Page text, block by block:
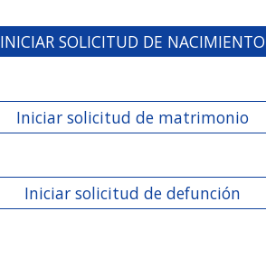
INICIAR SOLICITUD DE NACIMIENTO
Iniciar solicitud de matrimonio
Iniciar solicitud de defunción